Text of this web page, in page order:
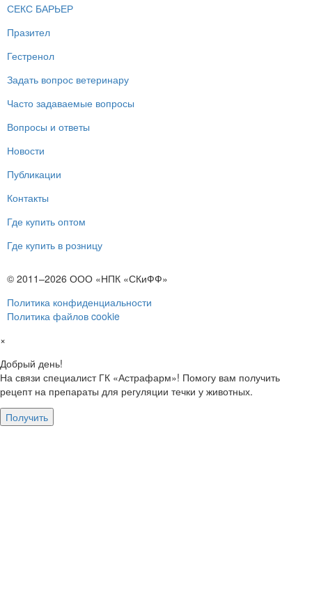
СЕКС БАРЬЕР
Празител
Гестренол
Задать вопрос ветеринару
Часто задаваемые вопросы
Вопросы и ответы
Новости
Публикации
Контакты
Где купить оптом
Где купить в розницу
© 2011–2026 ООО «НПК «СКиФФ»
Политика конфиденциальности
Политика файлов cookie
×
Добрый день!
На связи специалист ГК «Астрафарм»! Помогу вам получить
рецепт на препараты для регуляции течки у животных.
Получить